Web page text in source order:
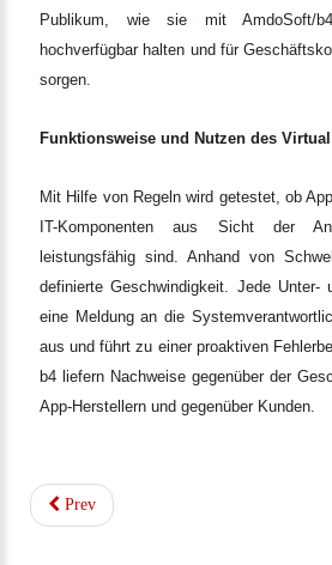
Publikum, wie sie mit AmdoSoft/
hochverfügbar halten und für
sorgen.
Funktionsweise und Nutzen des
Mit Hilfe von Regeln wird getestet, ob
IT-Komponenten aus Sicht der
leistungsfähig sind. Anhand von
definierte Geschwindigkeit. Jede Unter-
eine Meldung an die
aus und führt zu einer proaktiven
b4 liefern Nachweise gegenüber der
App-Herstellern und gegenüber Kunden.
Prev